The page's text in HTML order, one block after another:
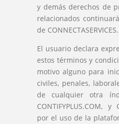
y demás derechos de
relacionados
de CONNECTASERVICES.
El usuario declara
estos términos y
motivo alguno para
civiles, penales,
de cualquier otra
CONTIFYPLUS.COM, y
por el uso de la